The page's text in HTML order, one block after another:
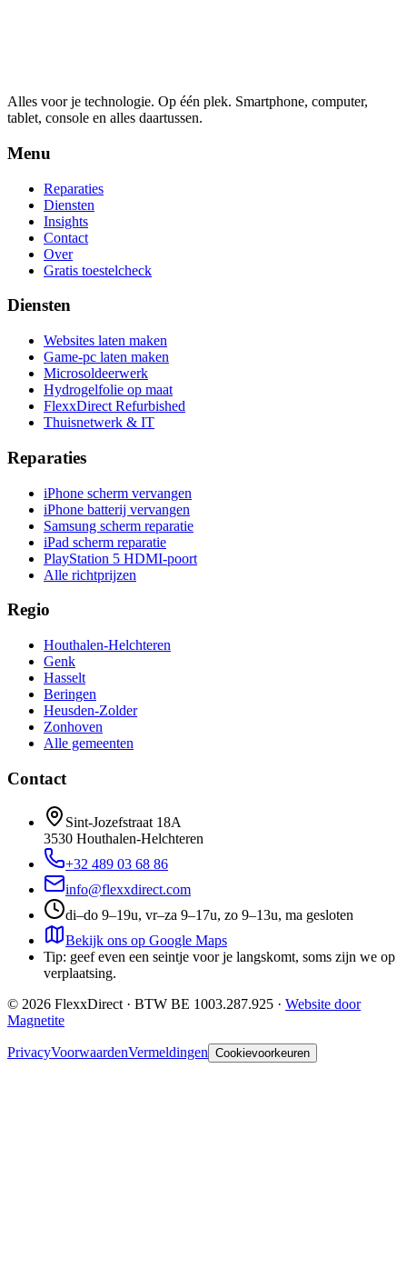
Alles voor je technologie. Op één plek. Smartphone, computer,
tablet, console en alles daartussen.
Menu
Reparaties
Diensten
Insights
Contact
Over
Gratis toestelcheck
Diensten
Websites laten maken
Game-pc laten maken
Microsoldeerwerk
Hydrogelfolie op maat
FlexxDirect Refurbished
Thuisnetwerk & IT
Reparaties
iPhone scherm vervangen
iPhone batterij vervangen
Samsung scherm reparatie
iPad scherm reparatie
PlayStation 5 HDMI-poort
Alle richtprijzen
Regio
Houthalen-Helchteren
Genk
Hasselt
Beringen
Heusden-Zolder
Zonhoven
Alle gemeenten
Contact
Sint-Jozefstraat 18A
3530 Houthalen-Helchteren
+32 489 03 68 86
info@flexxdirect.com
di–do 9–19u, vr–za 9–17u, zo 9–13u, ma gesloten
Bekijk ons op Google Maps
Tip: geef even een seintje voor je langskomt, soms zijn we op
verplaatsing.
© 2026 FlexxDirect · BTW BE 1003.287.925 · Website door
Magnetite
PrivacyVoorwaardenVermeldingen Cookievoorkeuren